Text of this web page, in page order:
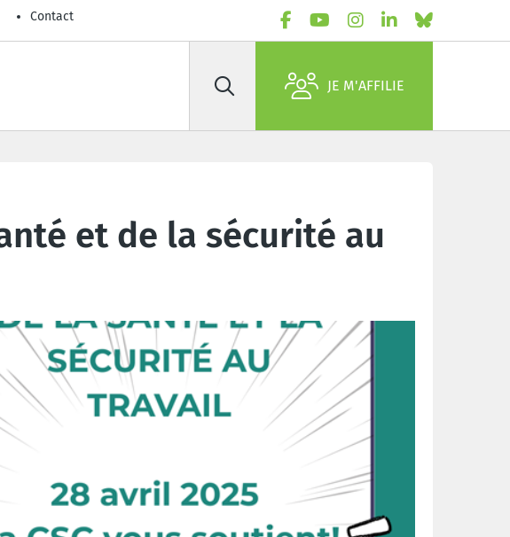
Contact
Rechercher JE M'AFFILIE
et de la sécurité au